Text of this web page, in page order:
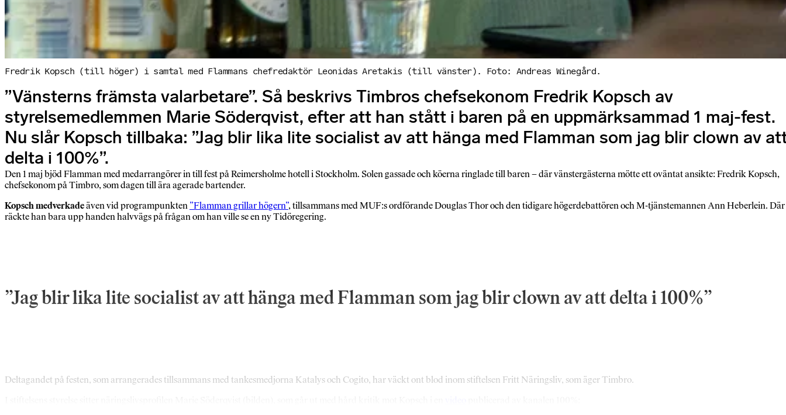
Fredrik Kopsch (till höger) i samtal med Flammans chefredaktör Leonidas Aretakis (till vänster). Foto: Andreas Winegård.
”Vänsterns främsta valarbetare”. Så beskrivs Timbros chefsekonom Fredrik Kopsch av
styrelsemedlemmen Marie Söderqvist, efter att han stått i baren på en uppmärksammad 1 maj-fest.
Nu slår Kopsch tillbaka: ”Jag blir lika lite socialist av att hänga med Flamman som jag blir clown av
delta i 100%”.
Den 1 maj bjöd Flamman med medarrangörer in till fest på Reimersholme hotell i Stockholm. Solen gassade och köerna ringlade till baren – där vänstergästerna mötte ett oväntat ansikte: Fredrik Kopsch,
chefsekonom på Timbro, som dagen till ära agerade bartender.
Kopsch medverkadeäven vid programpunkten ”Flamman grillar högern”, tillsammans med MUF:s ordförande Douglas Thor och den tidigare högerdebattören och M-tjänstemannen Ann Heberlein. Där
räckte han bara upp handen halvvägs på frågan om han ville se en ny Tidöregering.
Jag blir lika lite socialist av att hänga med Flamman som jag blir clown av att delta i 100%
Deltagandet på festen, som arrangerades tillsammans med tankesmedjorna Katalys och Cogito, har väckt ont blod inom stiftelsen Fritt Näringsliv, som äger Timbro.